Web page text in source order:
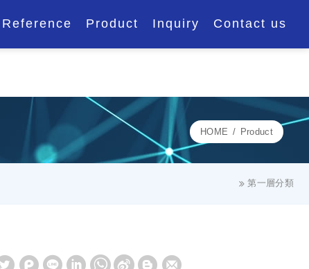
Reference Product Inquiry Contact us
HOME Product
第一層分類